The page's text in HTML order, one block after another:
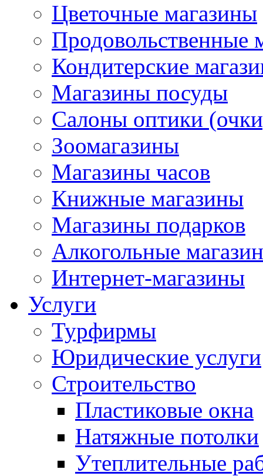
Цветочные магазины
Продовольственные
Кондитерские
Магазины посуды
Салоны оптики
Зоомагазины
Магазины часов
Книжные магазины
Магазины подарков
Алкогольные
Интернет-магазины
Услуги
Турфирмы
Юридические услуги
Строительство
Пластиковые окна
Натяжные потолки
Утеплительные